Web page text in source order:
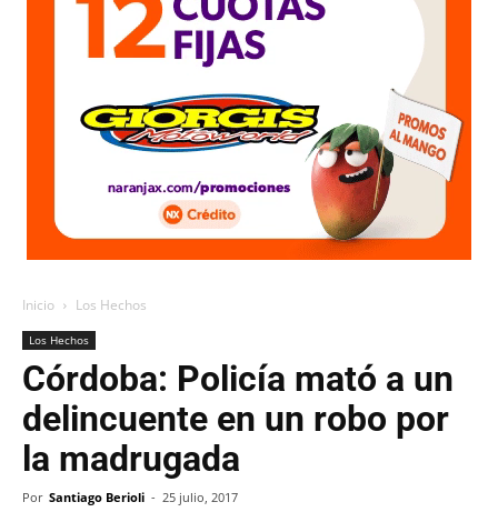
Inicio Los Hechos
Los Hechos
Córdoba: Policía mató a un
delincuente en un robo por
la madrugada
Por Santiago Berioli - 25 julio, 2017